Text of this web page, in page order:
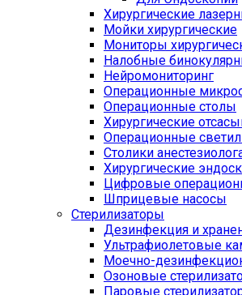
Хирургические
Мойки хирургические
Мониторы
Налобные
Нейромониторинг
Операционные
Операционные столы
Хирургические
Операционные
Столики
Хирургические
Цифровые
Шприцевые насосы
Стерилизаторы
Дезинфекция и
Ультрафиолетовые
Моечно-
Озоновые
Паровые